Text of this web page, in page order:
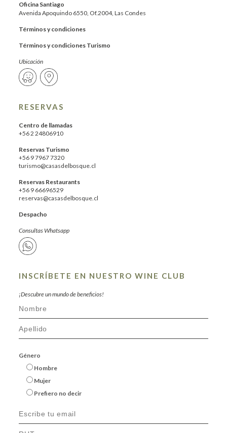
Oficina Santiago
Avenida Apoquindo 6550, Of.2004, Las Condes
Términos y condiciones
Términos y condiciones Turismo
Ubicación
RESERVAS
Centro de llamadas
+56 2 24806910
Reservas Turismo
+56 9 7967 7320
turismo@casasdelbosque.cl
Reservas Restaurants
+56 9 66696529
reservas@casasdelbosque.cl
Despacho
Consultas Whatsapp
INSCRÍBETE EN NUESTRO WINE CLUB
¡Descubre un mundo de beneficios!
Género
Hombre
Mujer
Prefiero no decir